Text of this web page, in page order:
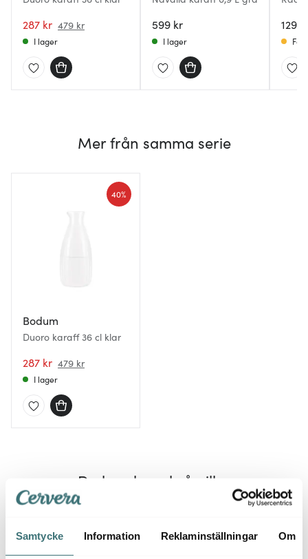
Samtycke Information Reklaminställningar Om
287 kr 479 kr
I lager
599 kr
I lager
1290
Få
Mer från samma serie
Bodum
Duoro karaff 36 cl klar
287 kr 479 kr
40%
I lager
Du kanske också gillar
39% 30%